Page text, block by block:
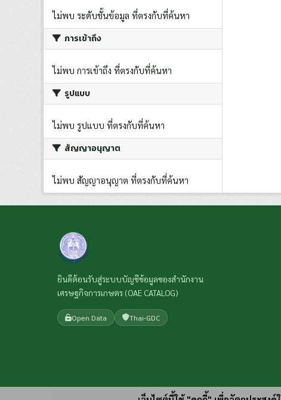
ไม่พบ ระดับชั้นข้อมูล ที่ตรงกับที่ค้นหา
การเข้าถึง
ไม่พบ การเข้าถึง ที่ตรงกับที่ค้นหา
รูปแบบ
ไม่พบ รูปแบบ ที่ตรงกับที่ค้นหา
สัญญาอนุญาต
ไม่พบ สัญญาอนุญาต ที่ตรงกับที่ค้นหา
ยินดีต้อนรับสู่ระบบบัญชีข้อมูลของสำนักงาน
เศรษฐกิจการเกษตร (OAE CATALOG)
Open Data Thai-GDC